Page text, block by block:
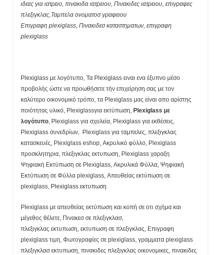
ιδεες για ιατρειο, πινακιδα ιατρειου, Πινακιδες ιατρειου, επιγραφες
πλεξιγκλας,Ταμπελα ονοματοσ γραφειου
Επιγραφη plexiglass, Πινακιδεσ καταστηματων, επιγραφη
plexiglass
Plexiglass με λογότυπο, Τα Plexiglass ειναι ενα έξυπνο μέσο
προβολής ώστε να προωθήσετε τήν επιχείρηση σας με τον
καλύτερο οικονομικό τρόπο, τα Plexiglass μας είναι απο αρίστης
ποιότητας υλικό, Plexiglassγια εκτύπωση, Plexiglass με
λογότυπο, Plexiglass για σχολεία, Plexiglass για εκθέσεις,
Plexiglass συνεδρίων, Plexiglass για ταμπελες, πλεξιγκλας
κατασκευές, Plexiglass eshop, Ακρυλικό φύλλο, Plexiglass
προσκλητηρια, πλεξιγκλας εκτυπωση, Plexiglass χαραξη
Ψηφιακή Εκτύπωση σε Plexiglass, Ακρυλικά Φύλλα, Ψηφιακή
Εκτύπωση σε Φύλλα plexiglass, Απευθείας εκτύπωση σε
plexiglass, Plexiglass εκτυπωση
Plexiglass με απευθείας εκτύπωση και κοπή σε οτι σχήμα και
μέγεθος θέλετε, Πινακεσ σε πλεξιγκλασ,
πλεξιγκλας εκτυπωση, εκτυπωση σε πλεξιγκλας, Επιγραφη
plexiglass τιμη, Φωτογραφίες σε plexiglass, γραμματα plexiglass
πλεξιγκλασ εκτυπωση, πινακιδες πλεξιγκλας οικονομικες, πινακιδες